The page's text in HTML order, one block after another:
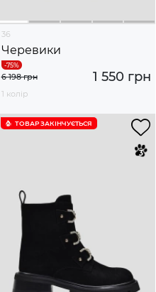
36
Черевики
1 550 грн
6 198 грн
1 колір
ТОВАР ЗАКІНЧУЄTЬСЯ